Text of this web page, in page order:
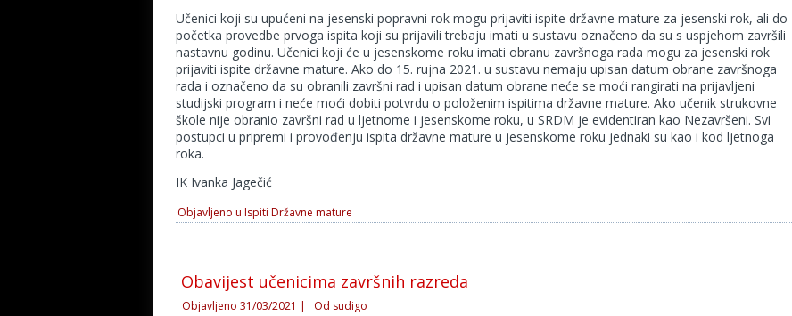
Učenici koji su upućeni na jesenski popravni rok mogu prijaviti ispite državne mature za jesenski rok, ali do
početka provedbe prvoga ispita koji su prijavili trebaju imati u sustavu označeno da su s uspjehom završili
nastavnu godinu. Učenici koji će u jesenskome roku imati obranu završnoga rada mogu za jesenski rok
prijaviti ispite državne mature. Ako do 15. rujna 2021. u sustavu nemaju upisan datum obrane završnoga
rada i označeno da su obranili završni rad i upisan datum obrane neće se moći rangirati na prijavljeni
studijski program i neće moći dobiti potvrdu o položenim ispitima državne mature. Ako učenik strukovne
škole nije obranio završni rad u ljetnome i jesenskome roku, u SRDM je evidentiran kao Nezavršeni. Svi
postupci u pripremi i provođenju ispita državne mature u jesenskome roku jednaki su kao i kod ljetnoga
roka.
IK Ivanka Jagečić
Objavljeno u Ispiti Državne mature
Obavijest učenicima završnih razreda
Objavljeno 31/03/2021 | Od sudigo